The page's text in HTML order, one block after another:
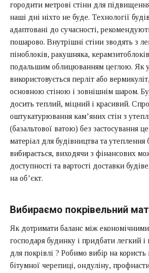
городити метрові стіни для підвищення
наші дні ніхто не буде. Технології
адаптовані до сучасності,
пошарово. Внутрішні стіни зводять з
піноблоків, ракушняка,
подальшим облицюванням цеглою. Як
використовується перліт або
основною стіною і зовнішнім шаром.
досить теплий, міцний і красивий.
оштукатурювання кам’яних стін з
(базальтової ватою) без застосування
матеріал для будівництва та утеплення
вибирається, виходячи з фінансових
доступності та вартості доставки
на об’єкт.
Вибираємо покрівельний
Як дотримати баланс між
господаря будинку і придбати легкий і
для покрівлі ? Робимо вибір на користь
бітумної черепиці, ондуліну,